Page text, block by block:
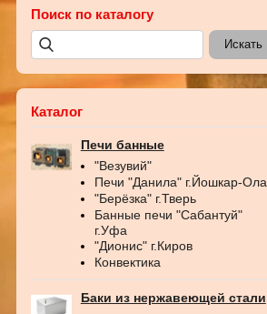
Поиск по каталогу
Каталог
Печи банные
"Везувий"
Печи "Данила" г.Йошкар-Ола
"Берёзка" г.Тверь
Банные печи "Сабантуй"
г.Уфа
"Дионис" г.Киров
Конвектика
Баки из нержавеющей стали